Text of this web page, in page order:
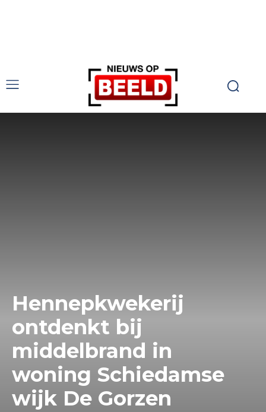
Hennepkwekerij
ontdenkt bij
middelbrand in
woning Schiedamse
wijk De Gorzen